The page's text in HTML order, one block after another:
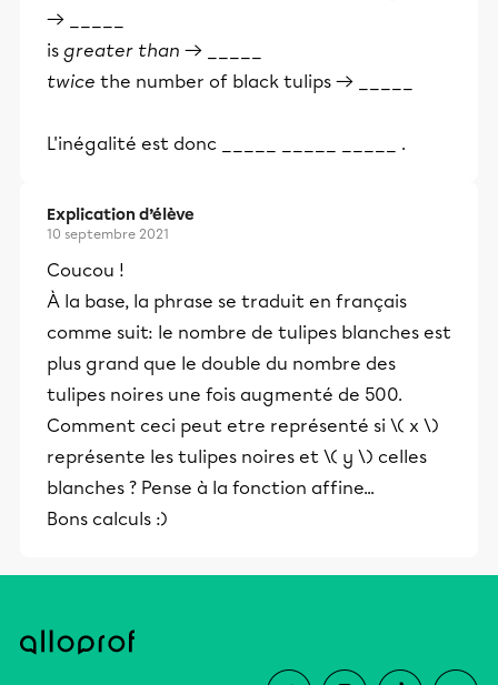
→ _____
is greater than → _____
twice the number of black tulips → _____
L'inégalité est donc _____ _____ _____ .
Explication d’élève
10 septembre 2021
Coucou !
À la base, la phrase se traduit en français
comme suit: le nombre de tulipes blanches est
plus grand que le double du nombre des
tulipes noires une fois augmenté de 500.
Comment ceci peut etre représenté si \( x \)
représente les tulipes noires et \( y \) celles
blanches ? Pense à la fonction affine...
Bons calculs :)